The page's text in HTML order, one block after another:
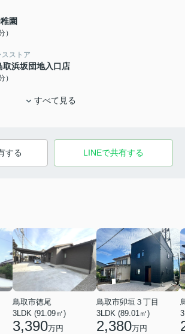
園
）
スストア
取浜坂団地入口店
）
すべて見る
する LINEで共有する
鳥取市徳尾
3LDK (91.09㎡)
3,390万円
鳥取市卯垣３丁目
3LDK (89.01㎡)
2,380万円